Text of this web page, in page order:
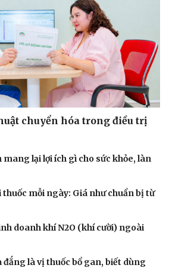
chuyển hóa trong điều trị
mang lại lợi ích gì cho sức khỏe, làn
thuốc mỗi ngày: Giá như chuẩn bị từ
doanh khí N2O (khí cười) ngoài
đắng là vị thuốc bổ gan, biết dùng